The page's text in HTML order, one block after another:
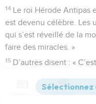
14 Le roi Hérode Antipas
est devenu célèbre. Les
qui s’est réveillé de la
faire des miracles. »
15 D’autres disent : «
Quand Hérode entend
Versions